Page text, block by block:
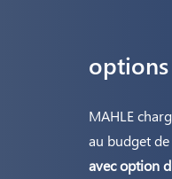
MAHLE
au budget
avec option